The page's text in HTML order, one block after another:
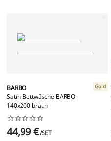
BARBO
Satin-Bettwäsche BARBO
140x200 braun
Gold






44,99 €/SET